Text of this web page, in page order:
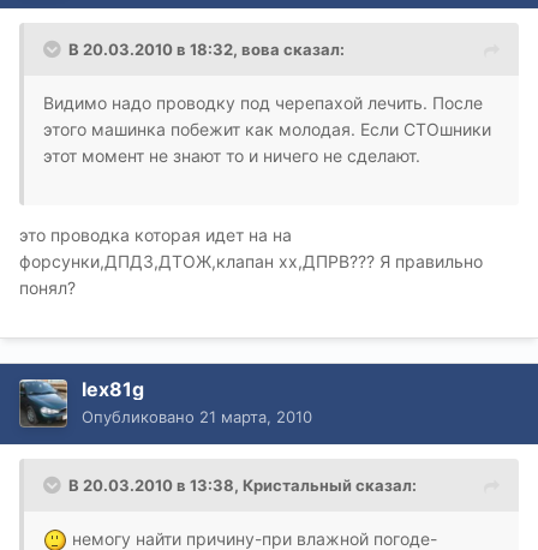
В 20.03.2010 в 18:32, вова сказал:
Видимо надо проводку под черепахой лечить. После
этого машинка побежит как молодая. Если СТОшники
этот момент не знают то и ничего не сделают.
это проводка которая идет на на
форсунки,ДПДЗ,ДТОЖ,клапан хх,ДПРВ??? Я правильно
понял?
lex81g
Опубликовано 21 марта, 2010
В 20.03.2010 в 13:38, Кристальный сказал:
немогу найти причину-при влажной погоде-